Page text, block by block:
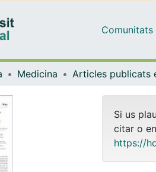
Comunitats
Medicina
Si us
citar o
https://